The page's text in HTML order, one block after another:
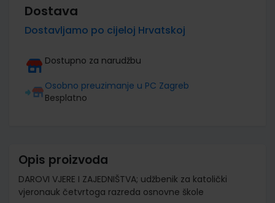
Dostava
Dostavljamo po cijeloj Hrvatskoj
Dostupno za narudžbu
Osobno preuzimanje u PC Zagreb
Besplatno
Opis proizvoda
DAROVI VJERE I ZAJEDNIŠTVA; udžbenik za katolički
vjeronauk četvrtoga razreda osnovne škole